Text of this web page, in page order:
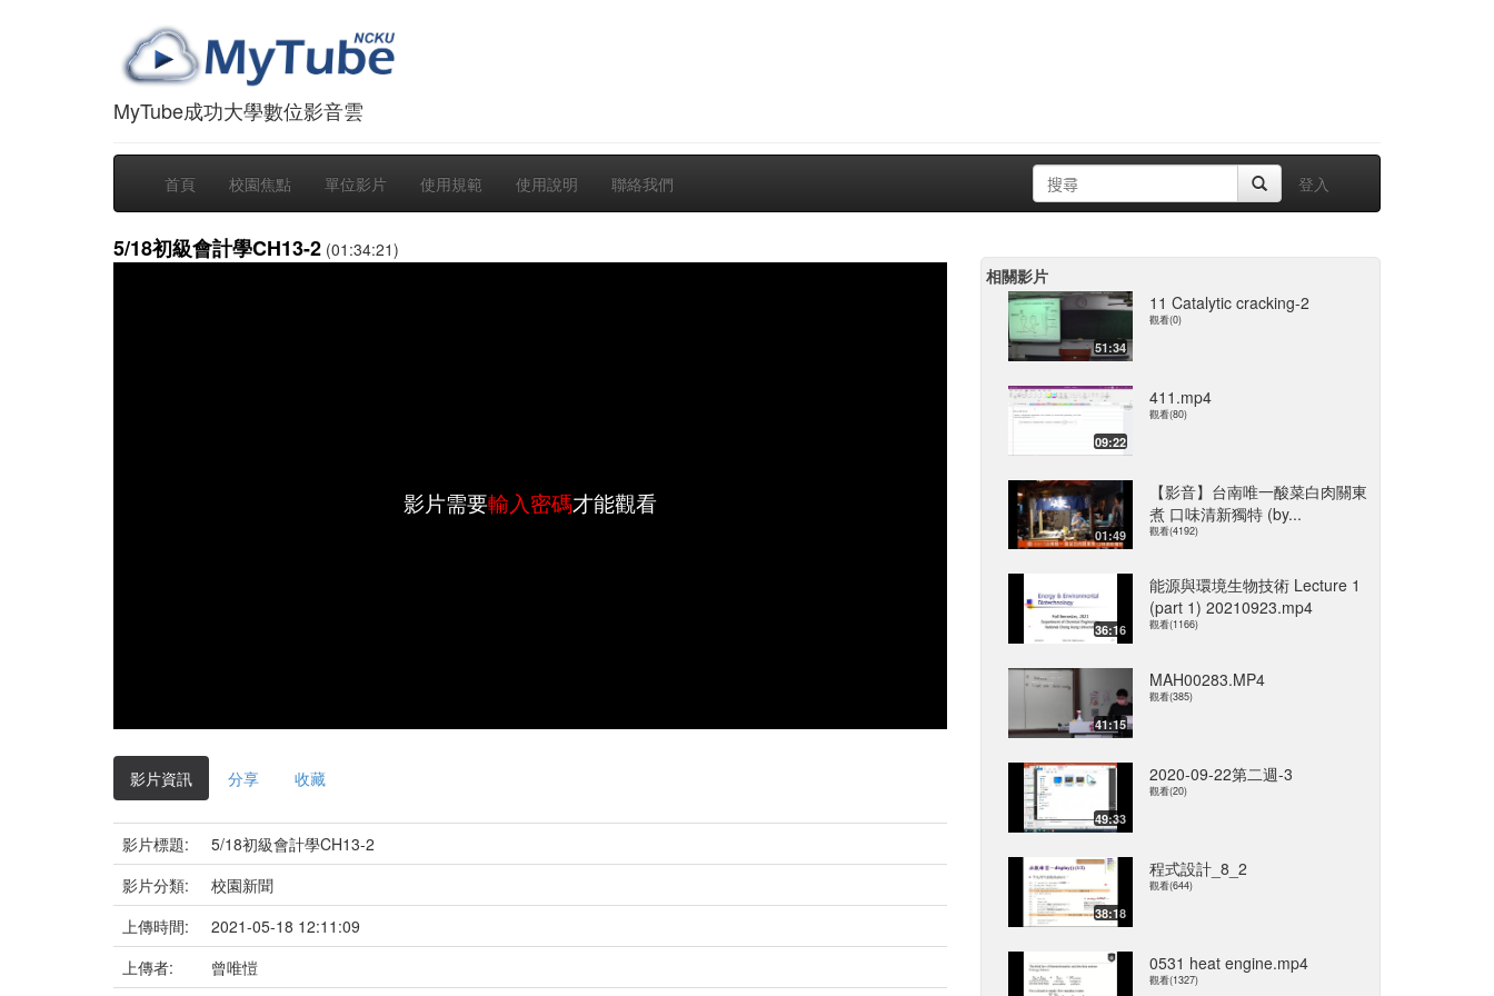
MyTube成功大學數位影音雲
首頁 校園焦點 單位影片 使用規範 使用說明 聯絡我們 登入
5/18初級會計學CH13-2 (01:34:21)
影片需要輸入密碼才能觀看
影片資訊 分享 收藏
影片標題:
5/18初級會計學CH13-2
影片分類:
校園新聞
上傳時間:
2021-05-18 12:11:09
上傳者:
曾唯愷
相關影片
51:34
11 Catalytic cracking-2
觀看(0)
09:22
411.mp4
觀看(80)
01:49
【影音】台南唯一酸菜白肉關東
煮 口味清新獨特 (by...
觀看(4192)
36:16
能源與環境生物技術 Lecture 1
(part 1) 20210923.mp4
觀看(1166)
41:15
MAH00283.MP4
觀看(385)
49:33
2020-09-22第二週-3
觀看(20)
38:18
程式設計_8_2
觀看(644)
0531 heat engine.mp4
觀看(1327)